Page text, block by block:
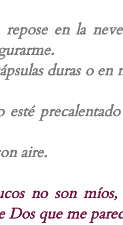
repose en la
duras o
aire.
no son
Dos que me